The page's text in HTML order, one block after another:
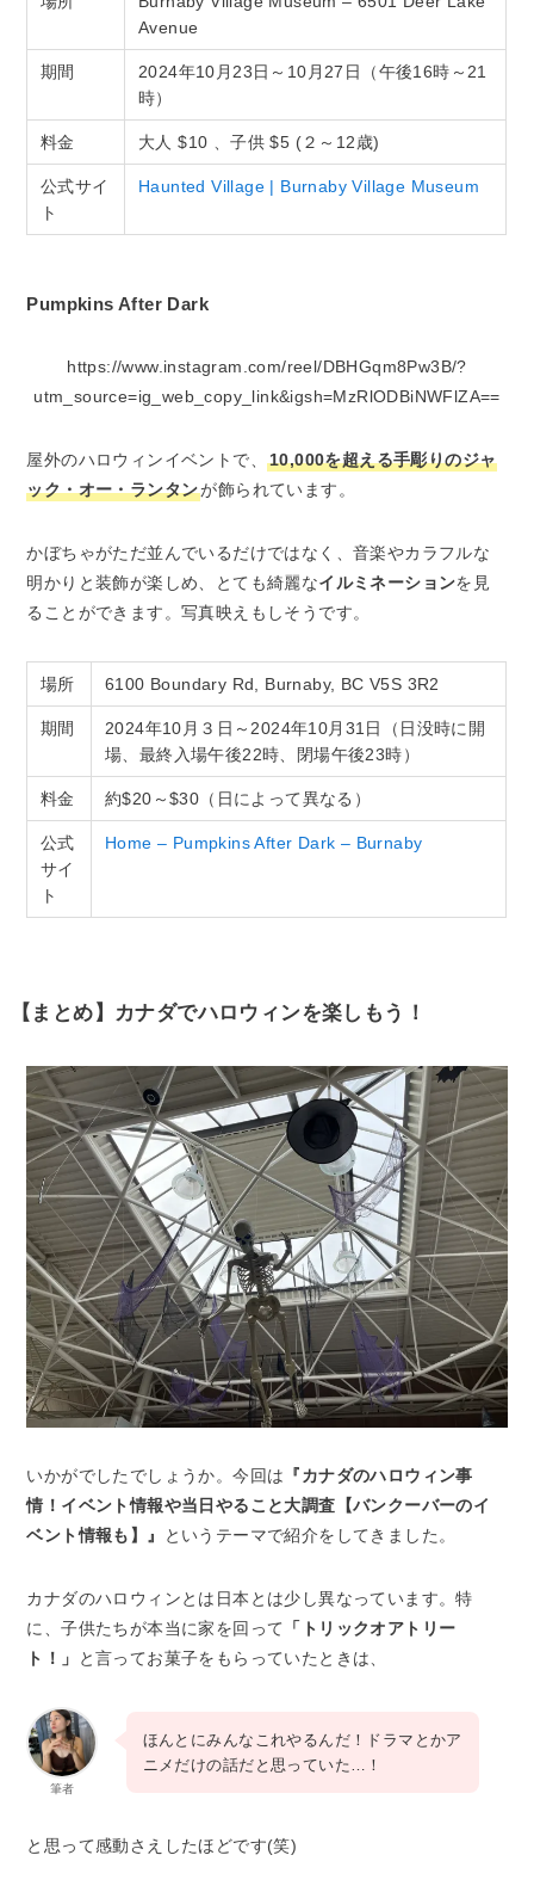
Avenue
期間
2024年10月23日～10月27日（午後16時～21
時）
料金 大人 $10 、子供 $5 (２～12歳)
公式サイ
ト
Haunted Village | Burnaby Village Museum
Pumpkins After Dark
https://www.instagram.com/reel/DBHGqm8Pw3B/?
utm_source=ig_web_copy_link&igsh=MzRlODBiNWFlZA==
屋外のハロウィンイベントで、10,000を超える手彫りのジャ
ック・オー・ランタンが飾られています。
かぼちゃがただ並んでいるだけではなく、音楽やカラフルな
明かりと装飾が楽しめ、とても綺麗なイルミネーションを見
ることができます。写真映えもしそうです。
場所 6100 Boundary Rd, Burnaby, BC V5S 3R2
期間
2024年10月３日～2024年10月31日（日没時に開
場、最終入場午後22時、閉場午後23時）
料金 約$20～$30（日によって異なる）
公式
サイ
ト
Home – Pumpkins After Dark – Burnaby
【まとめ】カナダでハロウィンを楽しもう！
いかがでしたでしょうか。今回は 『カナダのハロウィン事
情！イベント情報や当日やること大調査【バンクーバーのイ
ベント情報も】』
というテーマで紹介をしてきました。
カナダのハロウィンとは日本とは少し異なっています。特
に、子供たちが本当に家を回って
「トリックオアトリー
ト！」
と言ってお菓子をもらっていたときは、
筆者
ほんとにみんなこれやるんだ！ドラマとかア
ニメだけの話だと思っていた…！
と思って感動さえしたほどです(笑)